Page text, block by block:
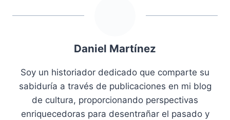
Daniel Martínez
Soy un historiador dedicado que comparte su
sabiduría a través de publicaciones en mi blog
de cultura, proporcionando perspectivas
enriquecedoras para desentrañar el pasado y